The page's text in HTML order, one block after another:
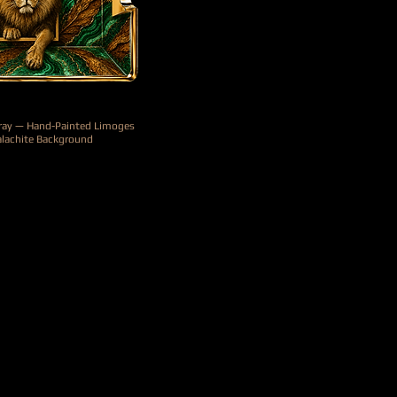
— Hand-Painted Limoges
Background